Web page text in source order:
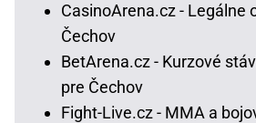
CasinoArena.cz - Legálne
Čechov
BetArena.cz - Kurzové
pre Čechov
Fight-Live.cz - MMA a